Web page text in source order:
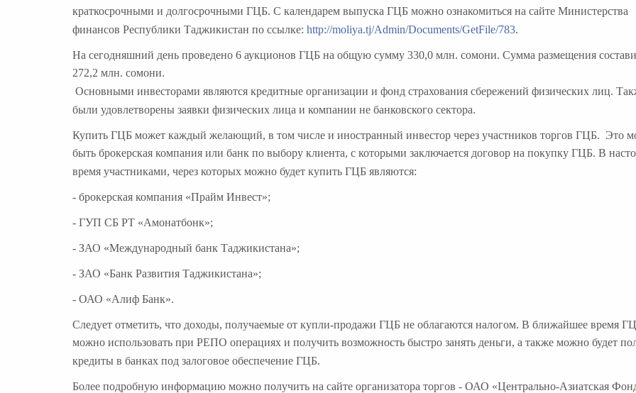
краткосрочными и долгосрочными ГЦБ. С календарем выпуска ГЦБ можно ознакомиться на сайте Министерства
финансов Республики Таджикистан по ссылке: http://moliya.tj/Admin/Documents/GetFile/783.
На сегодняшний день проведено 6 аукционов ГЦБ на общую сумму 330,0 млн. сомони. Сумма размещения
272,2 млн. сомони.
Основными инвесторами являются кредитные организации и фонд страхования сбережений физических лиц.
были удовлетворены заявки физических лица и компании не банковского сектора.
Купить ГЦБ может каждый желающий, в том числе и иностранный инвестор через участников торгов ГЦБ. Это
быть брокерская компания или банк по выбору клиента, с которыми заключается договор на покупку ГЦБ. В
время участниками, через которых можно будет купить ГЦБ являются:
- брокерская компания «Прайм Инвест»;
- ГУП СБ РТ «Амонатбонк»;
- ЗАО «Международный банк Таджикистана»;
- ЗАО «Банк Развития Таджикистана»;
- ОАО «Алиф Банк».
Следует отметить, что доходы, получаемые от купли-продажи ГЦБ не облагаются налогом. В ближайшее время
можно использовать при РЕПО операциях и получить возможность быстро занять деньги, а также можно будет
кредиты в банках под залоговое обеспечение ГЦБ.
Более подробную информацию можно получить на сайте организатора торгов - ОАО «Центрально-Азиатская